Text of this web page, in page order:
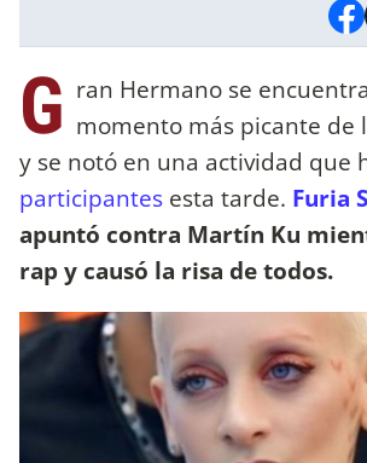
G ran Hermano se
momento más picante de
y se notó en una actividad que
participantes esta tarde. Furia
apuntó contra Martín Ku
rap y causó la risa de todos.